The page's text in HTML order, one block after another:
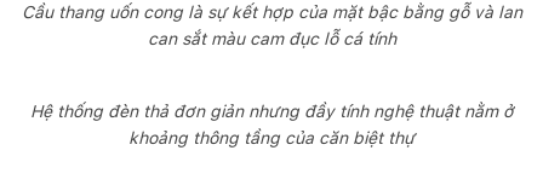
Cầu thang uốn cong là sự kết hợp của mặt bậc bằng gỗ và lan
can sắt màu cam đục lỗ cá tính
Hệ thống đèn thả đơn giản nhưng đầy tính nghệ thuật nằm ở
khoảng thông tầng của căn biệt thự